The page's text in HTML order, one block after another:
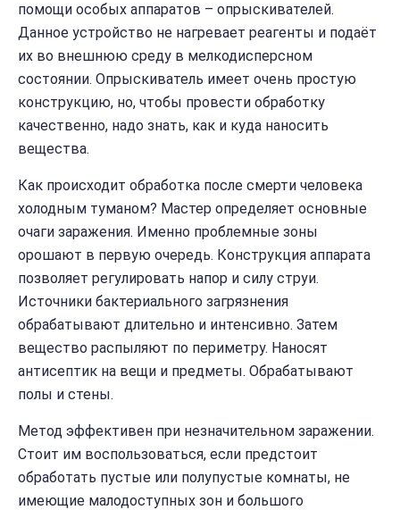
помощи особых аппаратов – опрыскивателей.
Данное устройство не нагревает реагенты и подаёт
их во внешнюю среду в мелкодисперсном
состоянии. Опрыскиватель имеет очень простую
конструкцию, но, чтобы провести обработку
качественно, надо знать, как и куда наносить
вещества.
Как происходит обработка после смерти человека
холодным туманом? Мастер определяет основные
очаги заражения. Именно проблемные зоны
орошают в первую очередь. Конструкция аппарата
позволяет регулировать напор и силу струи.
Источники бактериального загрязнения
обрабатывают длительно и интенсивно. Затем
вещество распыляют по периметру. Наносят
антисептик на вещи и предметы. Обрабатывают
полы и стены.
Метод эффективен при незначительном заражении.
Стоит им воспользоваться, если предстоит
обработать пустые или полупустые комнаты, не
имеющие малодоступных зон и большого